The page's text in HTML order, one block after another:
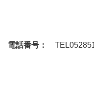
電話番号：